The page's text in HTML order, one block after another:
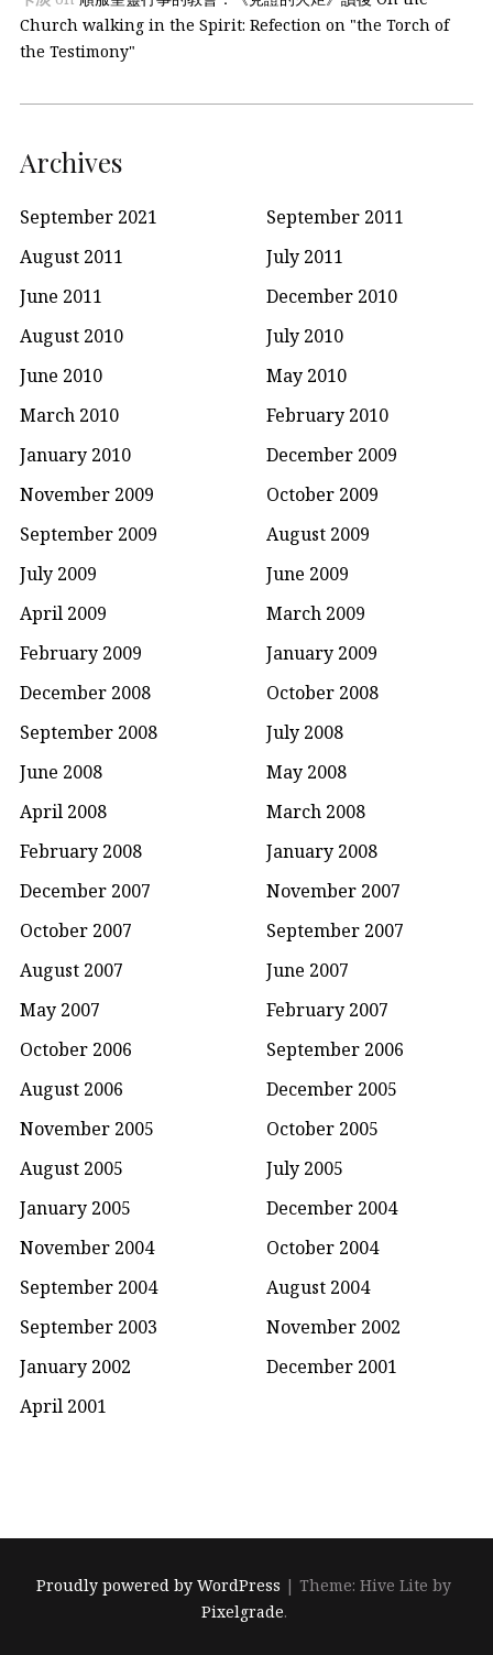
Church walking in the Spirit: Refection on "the Torch of
the Testimony"
Archives
September 2021
September 2011
August 2011
July 2011
June 2011
December 2010
August 2010
July 2010
June 2010
May 2010
March 2010
February 2010
January 2010
December 2009
November 2009
October 2009
September 2009
August 2009
July 2009
June 2009
April 2009
March 2009
February 2009
January 2009
December 2008
October 2008
September 2008
July 2008
June 2008
May 2008
April 2008
March 2008
February 2008
January 2008
December 2007
November 2007
October 2007
September 2007
August 2007
June 2007
May 2007
February 2007
October 2006
September 2006
August 2006
December 2005
November 2005
October 2005
August 2005
July 2005
January 2005
December 2004
November 2004
October 2004
September 2004
August 2004
September 2003
November 2002
January 2002
December 2001
April 2001
Proudly powered by WordPress |Theme: Hive Lite by
Pixelgrade.